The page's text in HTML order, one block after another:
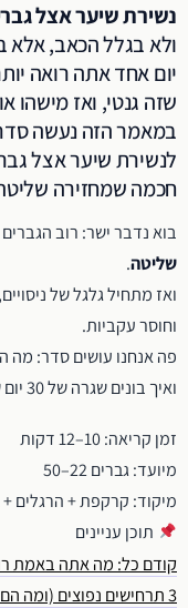
נשירת שיער אצל
ולא בגלל הכאב, אלא
יום אחד אתה רואה
שזה גנטי, ואז מישהו
במאמר הזה נעשה
לנשירת שיער אצל
חכמה שמחזירה
בוא נדבר ישר: רוב
שליטה.
ואז מתחיל גלגל של
וחוסר עקביות.
פה אנחנו עושים סדר: מה
ואיך בונים שגרה של 30 יום שמחזירה לך ניהול אמיתי של המצב.
זמן קריאה: 10–12 דקות
מיועד: גברים 22–50
מיקוד: קרקפת + הרגלים +
תוכן עניינים
קודם כל: מה אתה באמת
3 תרחישים נפוצים (ומה הם אומרים)